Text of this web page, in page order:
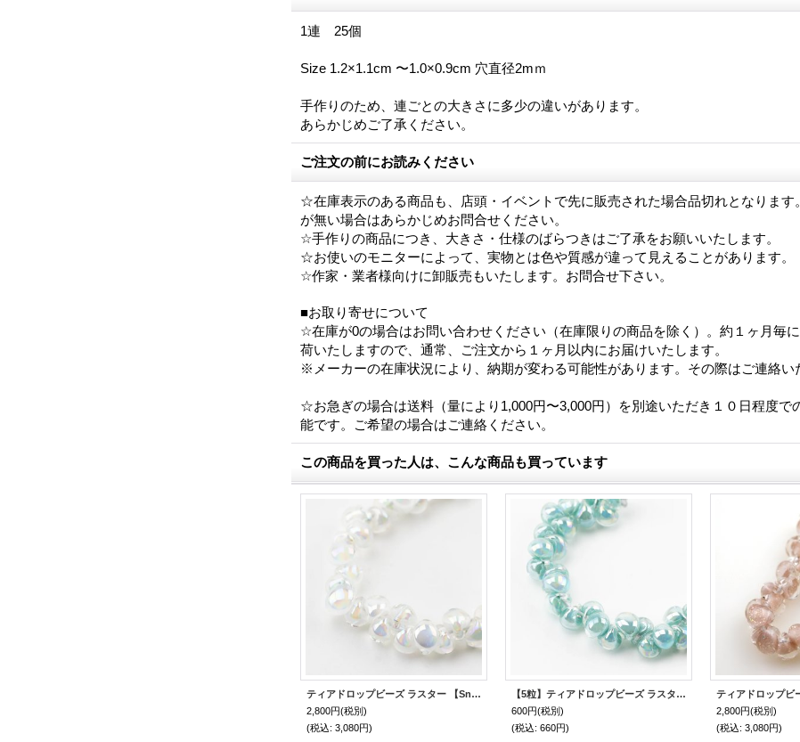
1連 25個
Size 1.2×1.1cm 〜1.0×0.9cm 穴直径2mｍ
手作りのため、連ごとの大きさに多少の違いがあります。
あらかじめご了承ください。
ご注文の前にお読みください
☆在庫表示のある商品も、店頭・イベントで先に販売された場合品切れとなります
が無い場合はあらかじめお問合せください。
☆手作りの商品につき、大きさ・仕様のばらつきはご了承をお願いいたします。
☆お使いのモニターによって、実物とは色や質感が違って見えることがあります。
☆作家・業者様向けに卸販売もいたします。お問合せ下さい。
■お取り寄せについて
☆在庫が0の場合はお問い合わせください（在庫限りの商品を除く）。約１ヶ月毎
荷いたしますので、通常、ご注文から１ヶ月以内にお届けいたします。
※メーカーの在庫状況により、納期が変わる可能性があります。その際はご連絡い
☆お急ぎの場合は送料（量により1,000円〜3,000円）を別途いただき１０日程度で
能です。ご希望の場合はご連絡ください。
この商品を買った人は、こんな商品も買っています
ティアドロップビーズ ラスター 【Snow White】
2,800円(税別)
(税込: 3,080円)
【5粒】ティアドロップビーズ ラスター 【Brilliant Bubbles】
600円(税別)
(税込: 660円)
2,800円(税別)
(税込: 3,080円)